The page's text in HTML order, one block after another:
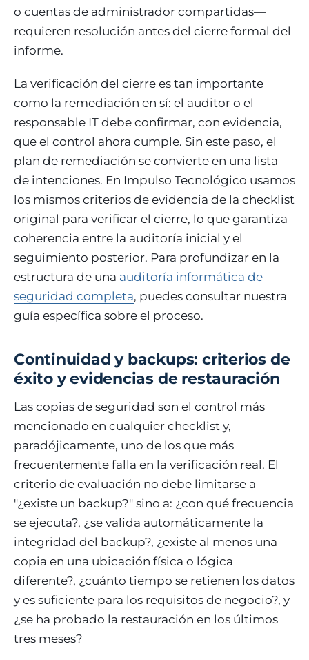
o cuentas de administrador compartidas—
requieren resolución antes del cierre formal del
informe.
La verificación del cierre es tan importante
como la remediación en sí: el auditor o el
responsable IT debe confirmar, con evidencia,
que el control ahora cumple. Sin este paso, el
plan de remediación se convierte en una lista
de intenciones. En Impulso Tecnológico usamos
los mismos criterios de evidencia de la checklist
original para verificar el cierre, lo que garantiza
coherencia entre la auditoría inicial y el
seguimiento posterior. Para profundizar en la
estructura de una auditoría informática de
seguridad completa, puedes consultar nuestra
guía específica sobre el proceso.
Continuidad y backups: criterios de
éxito y evidencias de restauración
Las copias de seguridad son el control más
mencionado en cualquier checklist y,
paradójicamente, uno de los que más
frecuentemente falla en la verificación real. El
criterio de evaluación no debe limitarse a
"¿existe un backup?" sino a: ¿con qué frecuencia
se ejecuta?, ¿se valida automáticamente la
integridad del backup?, ¿existe al menos una
copia en una ubicación física o lógica
diferente?, ¿cuánto tiempo se retienen los datos
y es suficiente para los requisitos de negocio?, y
¿se ha probado la restauración en los últimos
tres meses?